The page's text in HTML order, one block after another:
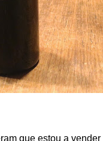
que estou a vender